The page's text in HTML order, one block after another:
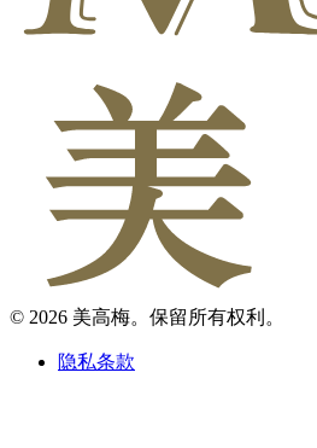
© 2026 美高梅。保留所有权利。
隐私条款